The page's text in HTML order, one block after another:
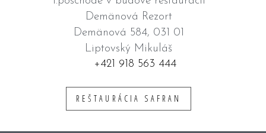
Demänová Rezort
Demänová 584, 031 01
Liptovský Mikuláš
+421 918 563 444
REŠTAURÁCIA SAFRAN